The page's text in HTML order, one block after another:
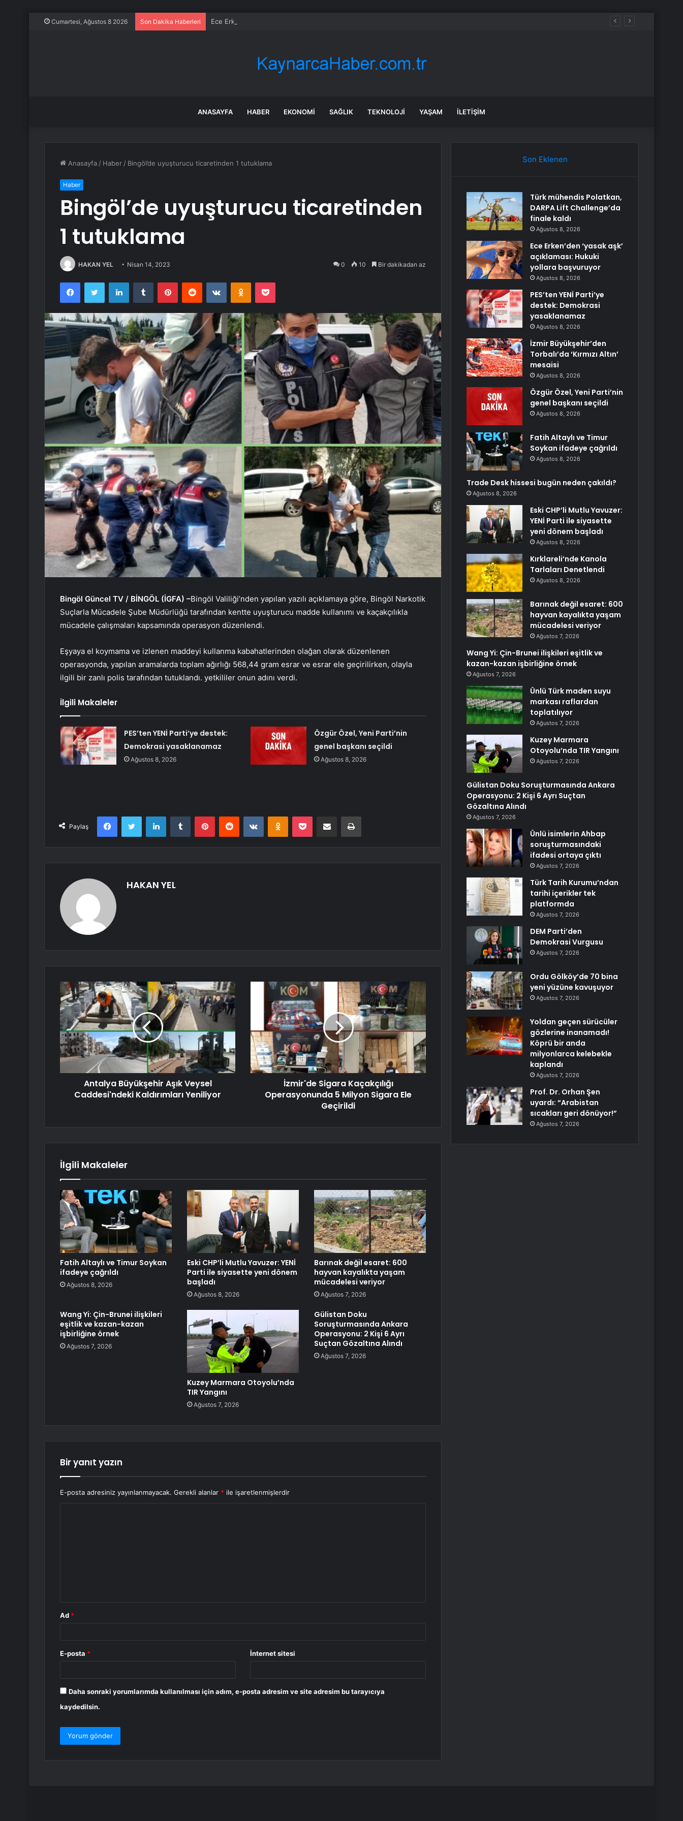
Cumartesi, Ağustos 8 2026 Son Dakika Haberleri Ece Erken’den ‘yasak aşk’ açıklaması: Hukuki yollara başvuruyor
ANASAYFA HABER EKONOMI SAĞLIK TEKNOLOJI YAŞAM İLETIŞIM
Anasayfa / Haber / Bingöl’de uyuşturucu ticaretinden 1 tutuklama
Haber
Bingöl’de uyuşturucu ticaretinden
1 tutuklama
HAKAN YEL Nisan 14, 2023 0 10 Bir dakikadan az
FacebookTwitter LinkedInTumblr PinterestReddit VKontakteOdnoklassniki
Pocket
Bingöl Güncel TV / BİNGÖL (İGFA) –Bingöl Valiliği’nden yapılan yazılı açıklamaya göre, Bingöl Narkotik
Suçlarla Mücadele Şube Müdürlüğü tarafından kentte uyuşturucu madde kullanımı ve kaçakçılıkla
mücadele çalışmaları kapsamında operasyon düzenlendi.
Eşyaya el koymama ve izlenen maddeyi kullanma kabahatlerinden olağan olarak düzenlenen
operasyonda, yapılan aramalarda toplam ağırlığı 568,44 gram esrar ve esrar ele geçirilirken, olayla
ilgili bir zanlı polis tarafından tutuklandı. yetkililer onun adını verdi.
İlgili Makaleler
PES’ten YENİ Parti’ye destek:
Demokrasi yasaklanamaz
Ağustos 8, 2026
Özgür Özel, Yeni Parti’nin
genel başkanı seçildi
Ağustos 8, 2026
Paylaş
FacebookTwitter LinkedInTumblr PinterestReddit VKontakteOdnoklassniki
Pocket E-Posta ile paylaş Yazdır
HAKAN YEL
Antalya Büyükşehir Aşık Veysel
Caddesi'ndeki Kaldırımları Yeniliyor
İzmir'de Sigara Kaçakçılığı
Operasyonunda 5 Milyon Sigara Ele
Geçirildi
İlgili Makaleler
Fatih Altaylı ve Timur Soykan
ifadeye çağrıldı
Ağustos 8, 2026
Eski CHP’li Mutlu Yavuzer: YENİ
Parti ile siyasette yeni dönem
başladı
Ağustos 8, 2026
Barınak değil esaret: 600
hayvan kayalıkta yaşam
mücadelesi veriyor
Ağustos 7, 2026
Wang Yi: Çin-Brunei ilişkileri
eşitlik ve kazan-kazan
işbirliğine örnek
Ağustos 7, 2026
Kuzey Marmara Otoyolu’nda
TIR Yangını
Ağustos 7, 2026
Gülistan Doku
Soruşturmasında Ankara
Operasyonu: 2 Kişi 6 Ayrı
Suçtan Gözaltına Alındı
Ağustos 7, 2026
Bir yanıt yazın
E-posta adresiniz yayınlanmayacak. Gerekli alanlar * ile işaretlenmişlerdir
Ad *
E-posta * İnternet sitesi
Daha sonraki yorumlarımda kullanılması için adım, e-posta adresim ve site adresim bu tarayıcıya
kaydedilsin.
Son Eklenen
Türk mühendis Polatkan,
DARPA Lift Challenge’da
finale kaldı
Ağustos 8, 2026
Ece Erken’den ‘yasak aşk’
açıklaması: Hukuki
yollara başvuruyor
Ağustos 8, 2026
PES’ten YENİ Parti’ye
destek: Demokrasi
yasaklanamaz
Ağustos 8, 2026
İzmir Büyükşehir’den
Torbalı’da ‘Kırmızı Altın’
mesaisi
Ağustos 8, 2026
Özgür Özel, Yeni Parti’nin
genel başkanı seçildi
Ağustos 8, 2026
Fatih Altaylı ve Timur
Soykan ifadeye çağrıldı
Ağustos 8, 2026
Trade Desk hissesi bugün neden çakıldı?
Ağustos 8, 2026
Eski CHP’li Mutlu Yavuzer:
YENİ Parti ile siyasette
yeni dönem başladı
Ağustos 8, 2026
Kırklareli’nde Kanola
Tarlaları Denetlendi
Ağustos 8, 2026
Barınak değil esaret: 600
hayvan kayalıkta yaşam
mücadelesi veriyor
Ağustos 7, 2026
Wang Yi: Çin-Brunei ilişkileri eşitlik ve
kazan-kazan işbirliğine örnek
Ağustos 7, 2026
Ünlü Türk maden suyu
markası raflardan
toplatılıyor
Ağustos 7, 2026
Kuzey Marmara
Otoyolu’nda TIR Yangını
Ağustos 7, 2026
Gülistan Doku Soruşturmasında Ankara
Operasyonu: 2 Kişi 6 Ayrı Suçtan
Gözaltına Alındı
Ağustos 7, 2026
Ünlü isimlerin Ahbap
soruşturmasındaki
ifadesi ortaya çıktı
Ağustos 7, 2026
Türk Tarih Kurumu’ndan
tarihi içerikler tek
platformda
Ağustos 7, 2026
DEM Parti’den
Demokrasi Vurgusu
Ağustos 7, 2026
Ordu Gölköy’de 70 bina
yeni yüzüne kavuşuyor
Ağustos 7, 2026
Yoldan geçen sürücüler
gözlerine inanamadı!
Köprü bir anda
milyonlarca kelebekle
kaplandı
Ağustos 7, 2026
Prof. Dr. Orhan Şen
uyardı: “Arabistan
sıcakları geri dönüyor!”
Ağustos 7, 2026